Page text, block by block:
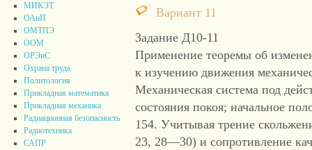
МИКЭТ
ОАиП
ОМТПЭ
ООМ
ОРЭиС
Охрана труда
Политология
Прикладная математика
Прикладная механика
Радиационная безопасность
Радиотехника
САПР
Вариант 11
Задание Д10-11
Применение теоремы об
к изучению движения
Механическая система под
состояния покоя; начальное
154. Учитывая трение
23, 28—30) и сопротивление